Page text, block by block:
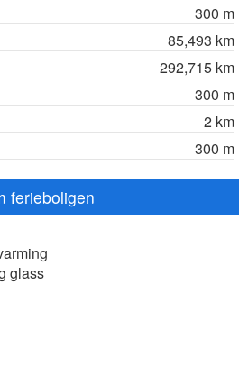
300 m
85,493 km
292,715 km
300 m
2 km
300 m
ferieboligen
glass